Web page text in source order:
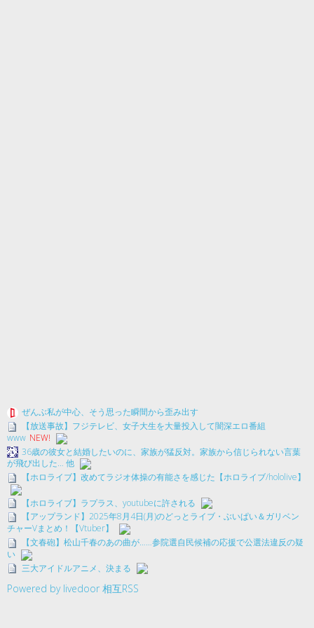
ぜんぶ私が中心、そう思った瞬間から歪み出す
【放送事故】フジテレビ、女子大生を大量投入して闇深エロ番組
www NEW!
36歳の彼女と結婚したいのに、家族が猛反対。家族から信じられない言葉
が飛び出した… 他
【ホロライブ】改めてラジオ体操の有能さを感じた【ホロライブ/hololive】
【ホロライブ】ラプラス、youtubeに許される
【アップランド】2025年8月4日(月)のどっとライブ・ぶいぱい＆ガリベン
チャーVまとめ！【Vtuber】
【文春砲】松山千春のあの曲が……参院選自民候補の応援で公選法違反の疑
い
三大アイドルアニメ、決まる
Powered by livedoor 相互RSS